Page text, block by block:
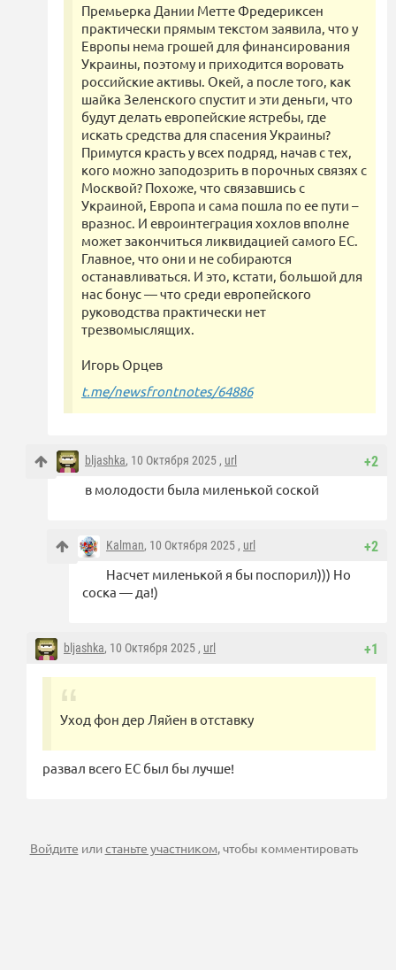
Премьерка Дании Метте Фредериксен
практически прямым текстом заявила, что у
Европы нема грошей для финансирования
Украины, поэтому и приходится воровать
российские активы. Окей, а после того, как
шайка Зеленского спустит и эти деньги, что
будут делать европейские ястребы, где
искать средства для спасения Украины?
Примутся красть у всех подряд, начав с тех,
кого можно заподозрить в порочных связях с
Москвой? Похоже, что связавшись с
Украиной, Европа и сама пошла по ее пути –
вразнос. И евроинтеграция хохлов вполне
может закончиться ликвидацией самого ЕС.
Главное, что они и не собираются
останавливаться. И это, кстати, большой для
нас бонус — что среди европейского
руководства практически нет
трезвомыслящих.
Игорь Орцев
t.me/newsfrontnotes/64886
+2
bljashka, 10 Октября 2025 , url
в молодости была миленькой соской
+2
Kalman, 10 Октября 2025 , url
Насчет миленькой я бы поспорил))) Но
соска — да!)
+1
bljashka, 10 Октября 2025 , url
Уход фон дер Ляйен в отставку
развал всего ЕС был бы лучше!
Войдите илистаньте участником, чтобы комментировать